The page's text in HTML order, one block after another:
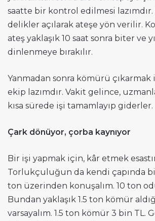
saatte bir kontrol edilmesi
delikler açılarak ateşe yön verilir.
ateş yaklaşık 10 saat sonra biter ve
dinlenmeye bırakılır.
Yanmadan sonra kömürü
ekip lazımdır. Vakit gelince,
kısa sürede işi tamamlayıp giderler.
Çark dönüyor, çorba kaynıyor
Bir işi yapmak için, kâr etmek
Torlukçuluğun da kendi çapında
ton üzerinden konuşalım. 10 ton
Bundan yaklaşık 1.5 ton kömür
varsayalım. 1.5 ton kömür 3 bin TL.